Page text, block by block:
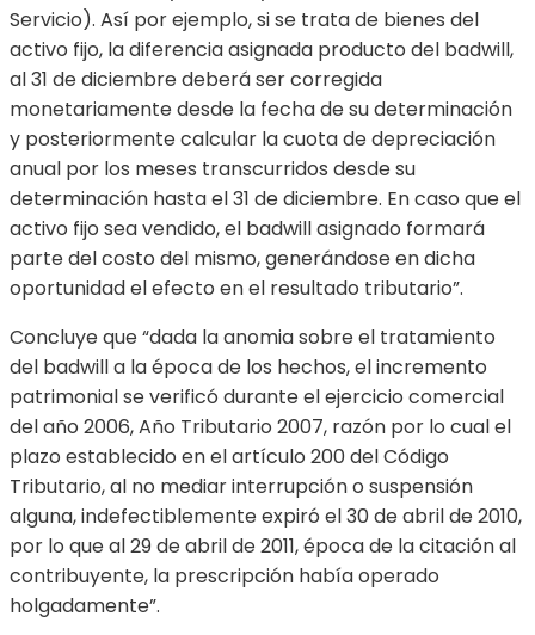
Servicio). Así por ejemplo, si se trata de bienes del
activo fijo, la diferencia asignada producto del badwill,
al 31 de diciembre deberá ser corregida
monetariamente desde la fecha de su determinación
y posteriormente calcular la cuota de depreciación
anual por los meses transcurridos desde su
determinación hasta el 31 de diciembre. En caso que el
activo fijo sea vendido, el badwill asignado formará
parte del costo del mismo, generándose en dicha
oportunidad el efecto en el resultado tributario”.
Concluye que “dada la anomia sobre el tratamiento
del badwill a la época de los hechos, el incremento
patrimonial se verificó durante el ejercicio comercial
del año 2006, Año Tributario 2007, razón por lo cual el
plazo establecido en el artículo 200 del Código
Tributario, al no mediar interrupción o suspensión
alguna, indefectiblemente expiró el 30 de abril de 2010,
por lo que al 29 de abril de 2011, época de la citación al
contribuyente, la prescripción había operado
holgadamente”.